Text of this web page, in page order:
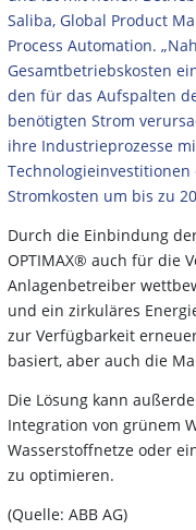
Saliba, Global Product
Process Automation.
Gesamtbetriebskosten
den für das Aufspalten
benötigten Strom
ihre Industrieprozesse
Stromkosten um bis zu
Durch die Einbindung
OPTIMAX® auch für die
Anlagenbetreiber
und ein zirkuläres
zur Verfügbarkeit
basiert, aber auch die
Die Lösung kann
Integration von grünem
Wasserstoffnetze oder
zu optimieren.
(Quelle: ABB AG)